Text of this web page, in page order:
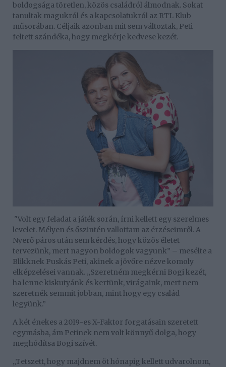
boldogsága töretlen, közös családról álmodnak. Sokat
tanultak magukról és a kapcsolatukról az RTL Klub
műsorában. Céljaik azonban mit sem változtak, Peti
feltett szándéka, hogy megkérje kedvese kezét.
"Volt egy feladat a játék során, írni kellett egy szerelmes
levelet. Mélyen és őszintén vallottam az érzéseimről. A
Nyerő páros után sem kérdés, hogy közös életet
tervezünk, mert nagyon boldogok vagyunk” – mesélte a
Blikknek Puskás Peti, akinek a jövőre nézve komoly
elképzelései vannak. „Szeretném megkérni Bogi kezét,
ha lenne kiskutyánk és kertünk, virágaink, mert nem
szeretnék semmit jobban, mint hogy egy család
legyünk.”
A két énekes a 2019-es X-Faktor forgatásain szeretett
egymásba, ám Petinek nem volt könnyű dolga, hogy
meghódítsa Bogi szívét.
„Tetszett, hogy majdnem öt hónapig kellett udvarolnom,